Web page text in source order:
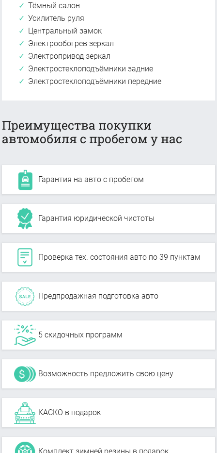
Тёмный салон
Усилитель руля
Центральный замок
Электрообогрев зеркал
Электропривод зеркал
Электростеклоподъёмники задние
Электростеклоподъёмники передние
Преимущества покупки
автомобиля с пробегом у нас
Гарантия на авто с пробегом
Гарантия юридической чистоты
Проверка тех. состояния авто по 39 пунктам
Предпродажная подготовка авто
5 скидочных программ
Возможность предложить свою цену
КАСКО в подарок